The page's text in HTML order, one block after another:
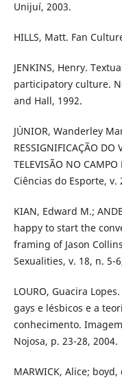
Unijuí, 2003.
HILLS, Matt. Fan
JENKINS, Henry.
participatory culture.
and Hall, 1992.
JÚNIOR, Wanderley
RESSIGNIFICAÇÃO DO
TELEVISÃO NO
Ciências do Esporte, v.
KIAN, Edward M.;
happy to start the
framing of Jason
Sexualities, v. 18, n. 5-
LOURO, Guacira
gays e lésbicos e a
conhecimento.
Nojosa, p. 23-28, 2004.
MARWICK, Alice;